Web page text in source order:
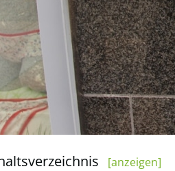
[anzeigen]